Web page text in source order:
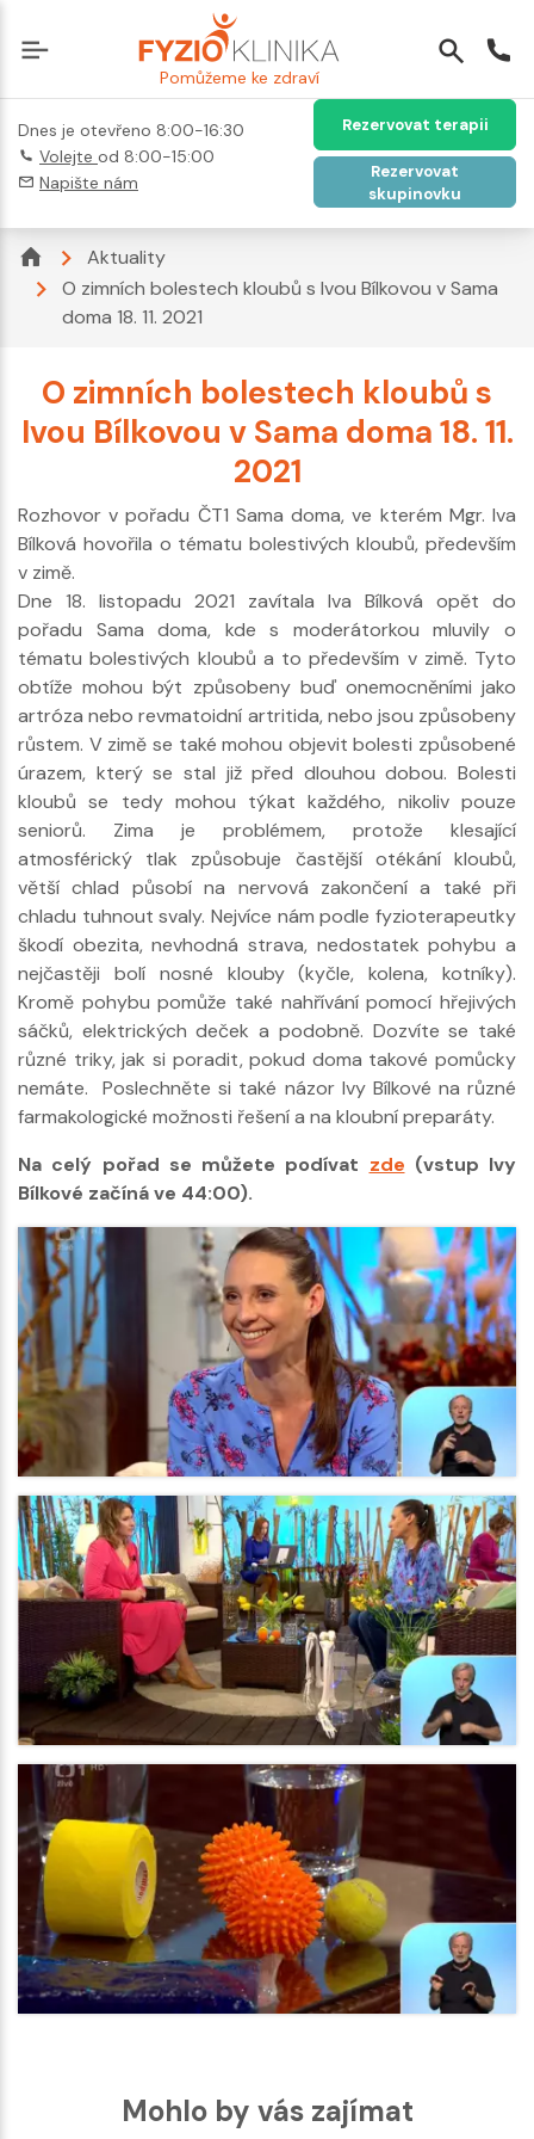
Pomůžeme ke zdraví
Dnes je otevřeno 8:00-16:30
Volejte od 8:00-15:00
Napište nám
Rezervovat terapii
Rezervovat
skupinovku
Aktuality
O zimních bolestech kloubů s Ivou Bílkovou v Sama
doma 18. 11. 2021
O zimních bolestech kloubů s
Ivou Bílkovou v Sama doma 18. 11.
2021
Rozhovor v pořadu ČT1 Sama doma, ve kterém Mgr. Iva
Bílková hovořila o tématu bolestivých kloubů, především
v zimě.
Dne 18. listopadu 2021 zavítala Iva Bílková opět do
pořadu Sama doma, kde s moderátorkou mluvily o
tématu bolestivých kloubů a to především v zimě. Tyto
obtíže mohou být způsobeny buď onemocněními jako
artróza nebo revmatoidní artritida, nebo jsou způsobeny
růstem. V zimě se také mohou objevit bolesti způsobené
úrazem, který se stal již před dlouhou dobou. Bolesti
kloubů se tedy mohou týkat každého, nikoliv pouze
seniorů. Zima je problémem, protože klesající
atmosférický tlak způsobuje častější otékání kloubů,
větší chlad působí na nervová zakončení a také při
chladu tuhnout svaly. Nejvíce nám podle fyzioterapeutky
škodí obezita, nevhodná strava, nedostatek pohybu a
nejčastěji bolí nosné klouby (kyčle, kolena, kotníky).
Kromě pohybu pomůže také nahřívání pomocí hřejivých
sáčků, elektrických deček a podobně. Dozvíte se také
různé triky, jak si poradit, pokud doma takové pomůcky
nemáte. Poslechněte si také názor Ivy Bílkové na různé
farmakologické možnosti řešení a na kloubní preparáty.
Na celý pořad se můžete podívat zde (vstup Ivy
Bílkové začíná ve 44:00).
Mohlo by vás zajímat